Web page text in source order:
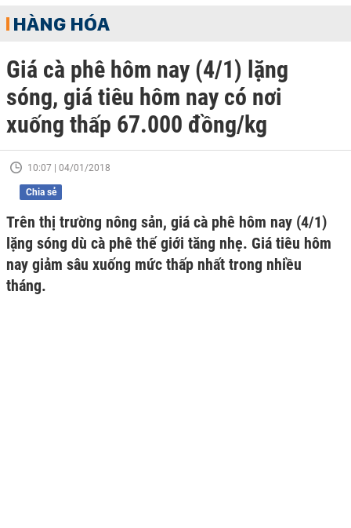
HÀNG HÓA
Giá cà phê hôm nay (4/1) lặng
sóng, giá tiêu hôm nay có nơi
xuống thấp 67.000 đồng/kg
10:07 | 04/01/2018
Chia sẻ
Trên thị trường nông sản, giá cà phê hôm nay (4/1)
lặng sóng dù cà phê thế giới tăng nhẹ. Giá tiêu hôm
nay giảm sâu xuống mức thấp nhất trong nhiều
tháng.